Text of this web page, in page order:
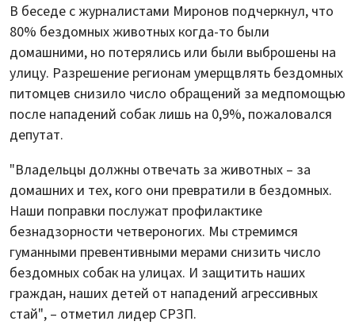
В беседе с журналистами Миронов подчеркнул, что
80% бездомных животных когда-то были
домашними, но потерялись или были выброшены на
улицу. Разрешение регионам умерщвлять бездомных
питомцев снизило число обращений за медпомощью
после нападений собак лишь на 0,9%, пожаловался
депутат.
"Владельцы должны отвечать за животных – за
домашних и тех, кого они превратили в бездомных.
Наши поправки послужат профилактике
безнадзорности четвероногих. Мы стремимся
гуманными превентивными мерами снизить число
бездомных собак на улицах. И защитить наших
граждан, наших детей от нападений агрессивных
стай", – отметил лидер СРЗП.